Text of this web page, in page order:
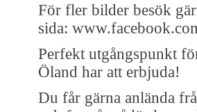
För fler bilder besök
sida:
Perfekt utgångspunkt
Öland har att erbjuda!
Du får gärna anlända